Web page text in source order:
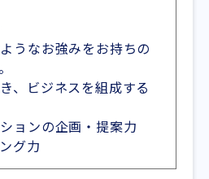
うなお強みをお持ちの
、ビジネスを組成する
ョンの企画・提案力
グ力